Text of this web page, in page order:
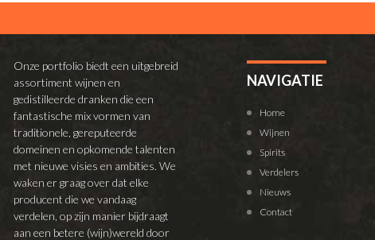
Onze portfolio biedt een uitgebreid
assortiment wijnen en
gedistilleerde dranken die een
fantastische mix vormen van
traditionele, gereputeerde
domeinen en opkomende talenten
met nieuwe visies en ambities. We
waken er graag over dat elke
producent die we vandaag
verdelen, op zijn manier bijdraagt
aan een betere (wijn)wereld door
NAVIGATIE
Home
Wijnen
Spirits
Verdelers
Nieuws
Contact